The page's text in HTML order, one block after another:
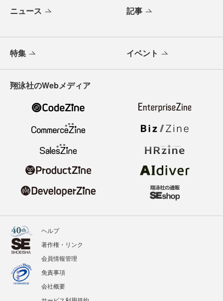
ニュース 記事
特集 イベント
翔泳社のWebメディア
ヘルプ
著作権・リンク
会員情報管理
免責事項
会社概要